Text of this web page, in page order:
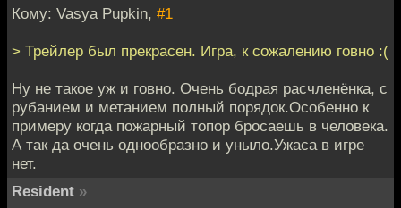
Кому: Vasya Pupkin, #1
> Трейлер был прекрасен. Игра, к сожалению говно :(
Ну не такое уж и говно. Очень бодрая расчленёнка, с
рубанием и метанием полный порядок.Особенно к
примеру когда пожарный топор бросаешь в человека.
А так да очень однообразно и уныло.Ужаса в игре
нет.
Resident »